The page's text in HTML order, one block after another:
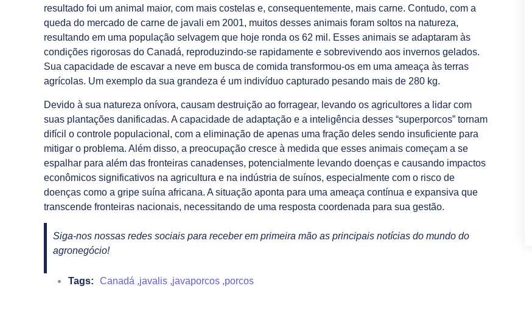
resultado foi um animal maior, com mais costelas e, consequentemente, mais carne. Contudo, com a
queda do mercado de carne de javali em 2001, muitos desses animais foram soltos na natureza,
resultando em uma população selvagem que hoje ronda os 62 mil. Esses animais se adaptaram às
condições rigorosas do Canadá, reproduzindo-se rapidamente e sobrevivendo aos invernos gelados.
Sua capacidade de escavar a neve em busca de comida transformou-os em uma ameaça às terras
agrícolas. Um exemplo da sua grandeza é um indivíduo capturado pesando mais de 280 kg.
Devido à sua natureza onívora, causam destruição ao forragear, levando os agricultores a lidar com
suas plantações danificadas. A capacidade de adaptação e a inteligência desses “superporcos” tornam
difícil o controle populacional, com a eliminação de apenas uma fração deles sendo insuficiente para
mitigar o problema. Além disso, a preocupação cresce à medida que esses animais começam a se
espalhar para além das fronteiras canadenses, potencialmente levando doenças e causando impactos
econômicos significativos na agricultura e na indústria de suínos, especialmente com o risco de
doenças como a gripe suína africana. A situação aponta para uma ameaça contínua e expansiva que
transcende fronteiras nacionais, necessitando de uma resposta coordenada para sua gestão.
Siga-nos nossas redes sociais para receber em primeira mão as principais notícias do mundo do
agronegócio!
Tags: Canadá ,javalis ,javaporcos ,porcos